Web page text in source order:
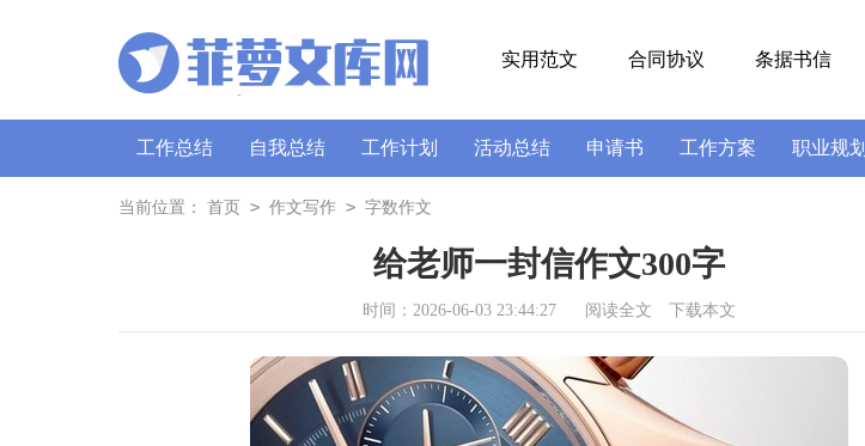
实用范文 合同协议 条据书信
工作总结 自我总结 工作计划 活动总结 申请书 工作方案 职业规划
策划书 讲话稿 广播稿 通讯稿
当前位置： 首页 > 作文写作 > 字数作文
给老师一封信作文300字
时间：2026-06-03 23:44:27 阅读全文 下载本文